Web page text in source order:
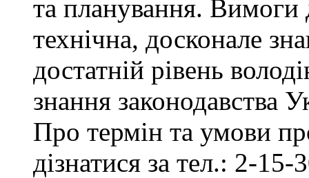
та планування. Вимоги
технічна, досконале
достатній рівень
знання законодавства
Про термін та умови
дізнатися за тел.: 2-